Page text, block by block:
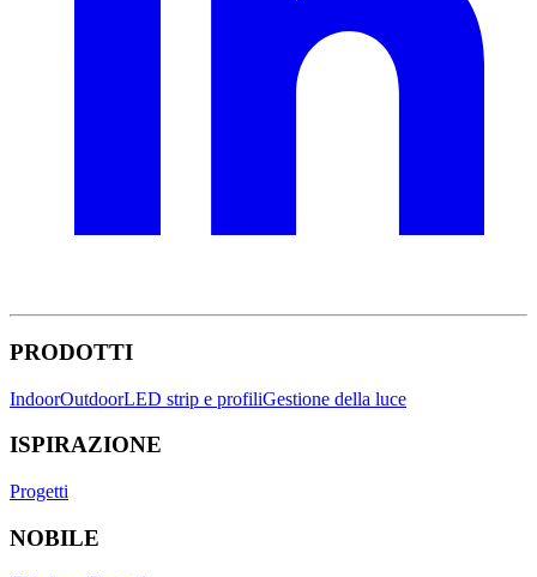
PRODOTTI
IndoorOutdoorLED strip e profiliGestione della luce
ISPIRAZIONE
Progetti
NOBILE